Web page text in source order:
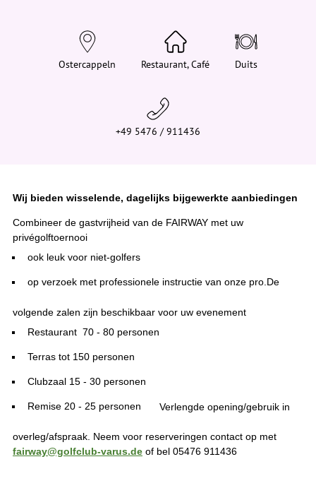
e
e
Ostercappeln Restaurant, Café Duits
+49 5476 / 911436
Wij bieden wisselende, dagelijks bijgewerkte aanbiedingen
Combineer de gastvrijheid van de FAIRWAY met uw
privégolftoernooi
ook leuk voor niet-golfers
op verzoek met professionele instructie van onze pro.De
volgende zalen zijn beschikbaar voor uw evenement
Restaurant 70 - 80 personen
Terras tot 150 personen
Clubzaal 15 - 30 personen
Remise 20 - 25 personen Verlengde opening/gebruik in
overleg/afspraak. Neem voor reserveringen contact op met
fairway@golfclub-varus.de of bel 05476 911436